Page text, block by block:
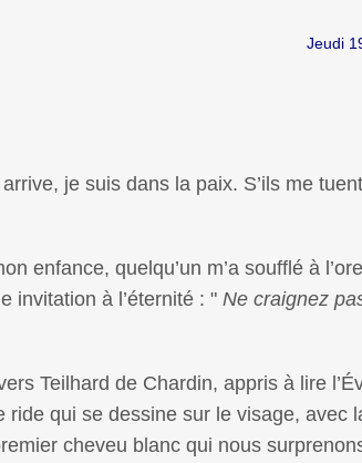
Jeudi
je suis dans la paix. S’ils me
enfance, quelqu’un m’a soufflé à
invitation à l’éternité : " Ne craignez
Teilhard de Chardin, appris à lire
qui se dessine sur le visage, avec
cheveu blanc qui nous